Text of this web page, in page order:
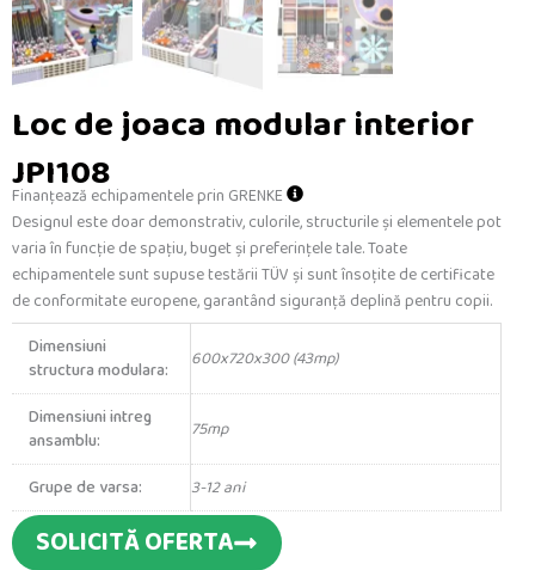
Loc de joaca modular interior
JPI108
Finanțează echipamentele prin GRENKE
Designul este doar demonstrativ, culorile, structurile și elementele pot
varia în funcție de spațiu, buget și preferințele tale.Toate
echipamentele suntsupuse testării TÜVși suntînsoțite de certificate
de conformitate europene, garantând siguranță deplină pentru copii.
Dimensiuni
structura modulara:
600x720x300 (43mp)
Dimensiuni intreg
ansamblu:
75mp
Grupe de varsa: 3-12 ani
SOLICITĂ OFERTA